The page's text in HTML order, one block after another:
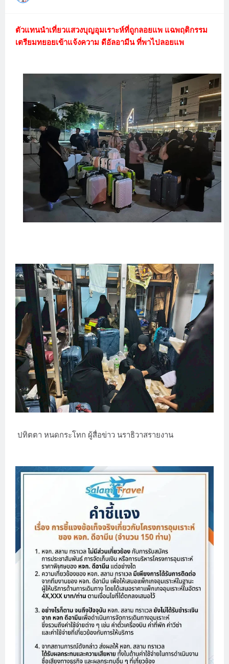
ตัวแทนนำเที่ยวแสวงบุญอุมเราะห์ที่ถูกลอยแพ แฉพฤติกรรม
เตรียมทยอยเข้าแจ้งความ ดีอัลอามีน ที่พาไปลอยแพ
ปทิตตา หนดกระโทก ผู้สื่อข่าว นราธิวาสรายงาน